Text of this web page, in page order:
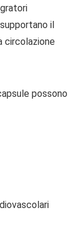
il
circolazione
possono